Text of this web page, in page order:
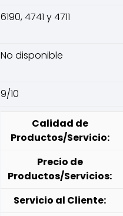
6190, 4741 y 4711
No disponible
9/10
Calidad de
Productos/Servicio:
Precio de
Productos/Servicios:
Servicio al Cliente: